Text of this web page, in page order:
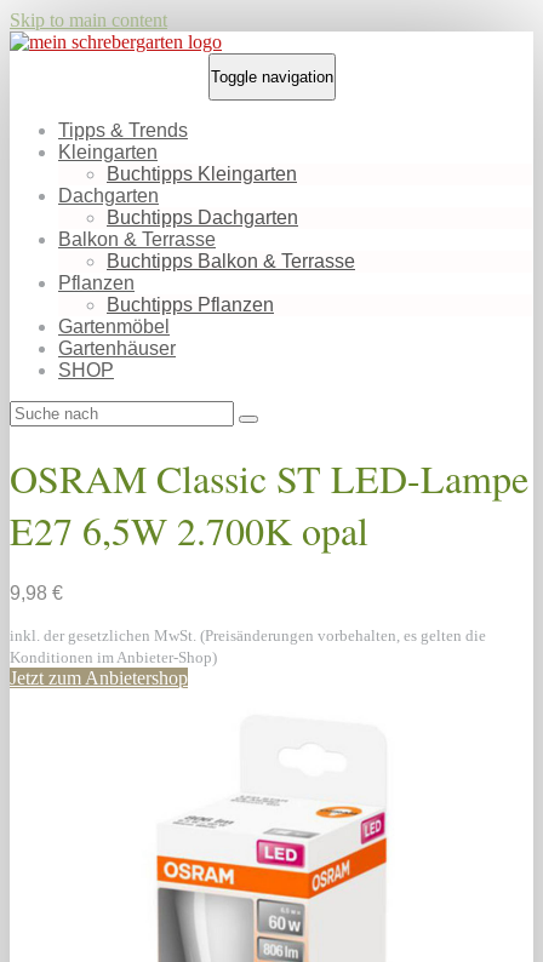
Skip to main content
Toggle navigation
Tipps & Trends
Kleingarten
Buchtipps Kleingarten
Dachgarten
Buchtipps Dachgarten
Balkon & Terrasse
Buchtipps Balkon & Terrasse
Pflanzen
Buchtipps Pflanzen
Gartenmöbel
Gartenhäuser
SHOP
OSRAM Classic ST LED-Lampe
E27 6,5W 2.700K opal
9,98 €
inkl. der gesetzlichen MwSt. (Preisänderungen vorbehalten, es gelten die
Konditionen im Anbieter-Shop)
Jetzt zum Anbietershop